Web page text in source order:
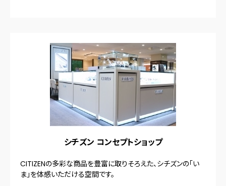
シチズン コンセプトショップ
CITIZENの多彩な商品を豊富に取りそろえた、シチズンの「い
ま」を体感いただける空間です。